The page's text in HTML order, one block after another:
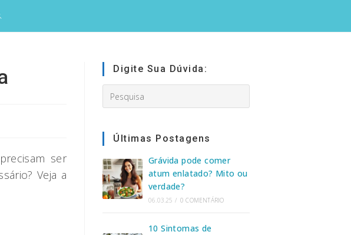
ser
Veja a
Digite Sua Dúvida:
this
Últimas Postagens
Grávida pode comer
atum enlatado? Mito ou
verdade?
06.03.25 / 0 COMENTÁRIO
10 Sintomas de